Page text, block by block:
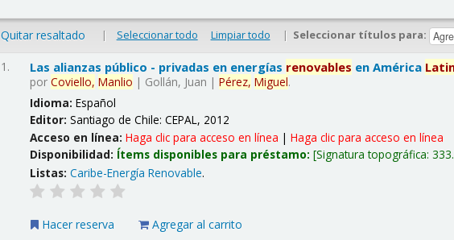
Quitar resaltado | Seleccionar todo Limpiar todo | Seleccionar títulos para:
1. Las alianzas público - privadas en energías renovables en América
porCoviello, Manlio | Gollán, Juan |Pérez, Miguel.
Idioma:Español
Editor:Santiago de Chile: CEPAL, 2012
Acceso en línea:Haga clic para acceso en línea |Haga clic para acceso en línea
Disponibilidad: Ítems disponibles para préstamo: Signatura topográfica:
Listas: Caribe-Energía Renovable.
Hacer reserva Agregar al carrito